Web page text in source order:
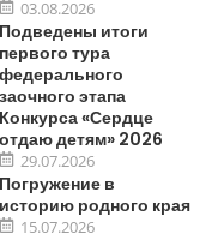
03.08.2026
Подведены итоги
первого тура
федерального
заочного этапа
Конкурса «Сердце
отдаю детям» 2026
29.07.2026
Погружение в
историю родного края
15.07.2026